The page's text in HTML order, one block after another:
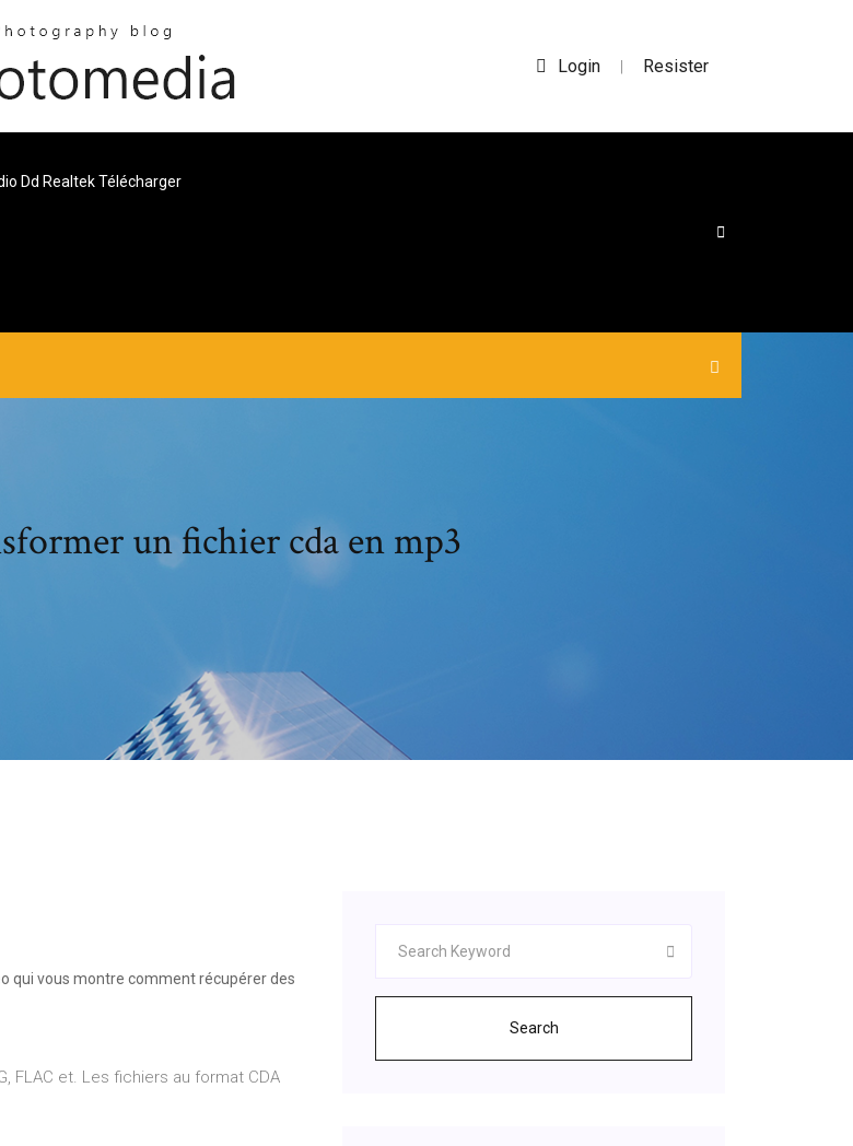
Login | Resister
Dd Realtek Télécharger
un fichier cda en mp3
qui vous montre comment récupérer des
FLAC et. Les fichiers au format CDA
Search